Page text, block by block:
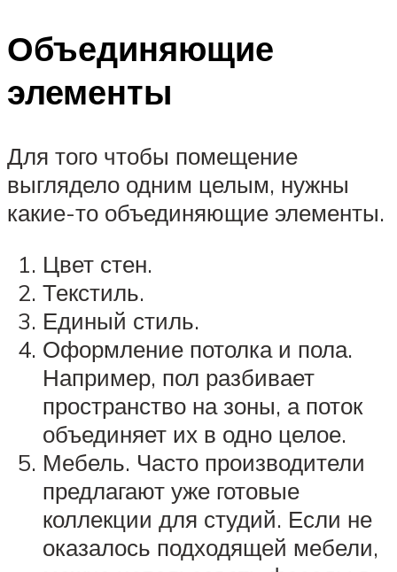
Объединяющие
элементы
Для того чтобы помещение
выглядело одним целым, нужны
какие-то объединяющие элементы.
Цвет стен.
Текстиль.
Единый стиль.
Оформление потолка и пола.
Например, пол разбивает
пространство на зоны, а поток
объединяет их в одно целое.
Мебель. Часто производители
предлагают уже готовые
коллекции для студий. Если не
оказалось подходящей мебели,